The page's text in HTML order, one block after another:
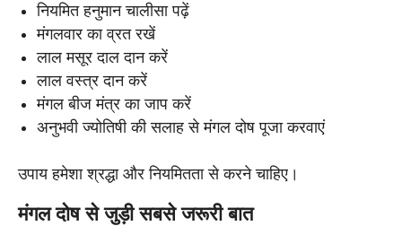
नियमित हनुमान चालीसा पढ़ें
मंगलवार का व्रत रखें
लाल मसूर दाल दान करें
लाल वस्त्र दान करें
मंगल बीज मंत्र का जाप करें
अनुभवी ज्योतिषी की सलाह से मंगल दोष पूजा करवाएं
उपाय हमेशा श्रद्धा और नियमितता से करने चाहिए।
मंगल दोष से जुड़ी सबसे जरूरी बात